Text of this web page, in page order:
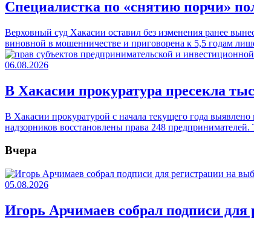
Специалистка по «снятию порчи»
Верховный суд Хакасии оставил без изменения ранее
виновной в мошенничестве и приговорена к 5,5 годам
06.08.2026
В Хакасии прокуратура пресекла
В Хакасии прокуратурой с начала текущего года
надзорников восстановлены права 248
Вчера
05.08.2026
Игорь Арчимаев собрал подписи